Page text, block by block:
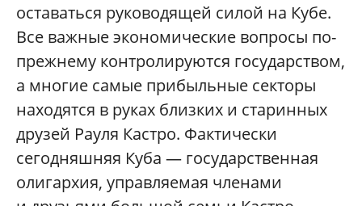
оставаться руководящей силой на Кубе.
Все важные экономические вопросы по-
прежнему контролируются государством,
а многие самые прибыльные секторы
находятся в руках близких и старинных
друзей Рауля Кастро. Фактически
сегодняшняя Куба — государственная
олигархия, управляемая членами